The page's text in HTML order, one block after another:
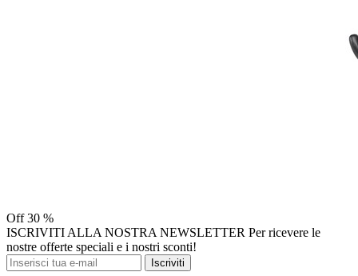
Off30 %
ISCRIVITI ALLA NOSTRA NEWSLETTER Per ricevere le
nostre offerte speciali e i nostri sconti!
Iscriviti